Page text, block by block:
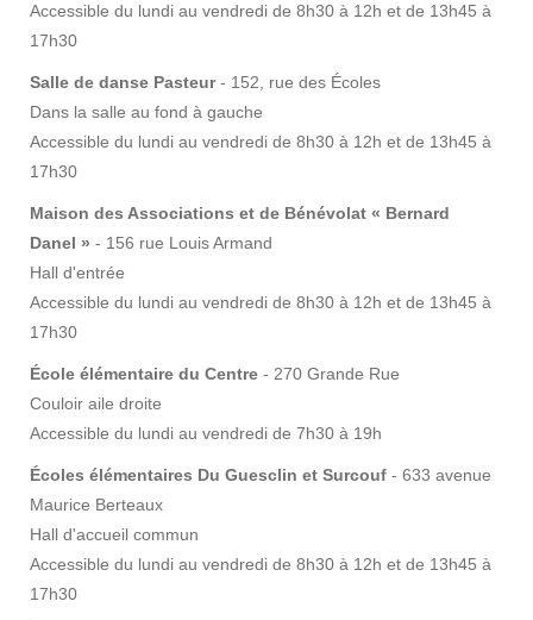
Accessible du lundi au vendredi de 8h30 à 12h et de 13h45 à
17h30
Salle de danse Pasteur- 152, rue des Écoles
Dans la salle au fond à gauche
Accessible du lundi au vendredi de 8h30 à 12h et de 13h45 à
17h30
Maison des Associations et de Bénévolat « Bernard
Danel » - 156 rue Louis Armand
Hall d'entrée
Accessible du lundi au vendredi de 8h30 à 12h et de 13h45 à
17h30
École élémentaire du Centre - 270 Grande Rue
Couloir aile droite
Accessible du lundi au vendredi de 7h30 à 19h
Écoles élémentaires Du Guesclin et Surcouf - 633 avenue
Maurice Berteaux
Hall d'accueil commun
Accessible du lundi au vendredi de 8h30 à 12h et de 13h45 à
17h30